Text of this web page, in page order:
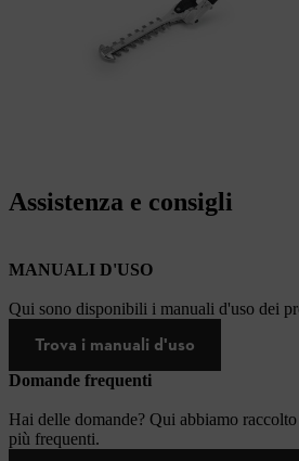
Assistenza e consigli
MANUALI D'USO
Qui sono disponibili i manuali d'uso dei
Trova i manuali d'uso
Domande frequenti
Hai delle domande? Qui abbiamo
più frequenti.